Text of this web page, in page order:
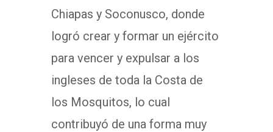
Chiapas y Soconusco, donde
logró crear y formar un ejército
para vencer y expulsar a los
ingleses de toda la Costa de
los Mosquitos, lo cual
contribuyó de una forma muy